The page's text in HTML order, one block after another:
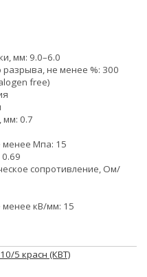
мм: 9.0–6.0
не менее %: 300
free)
мм: 0.7
менее Мпа: 15
сопротивление, Ом/
менее кВ/мм: 15
5 красн (КВТ)